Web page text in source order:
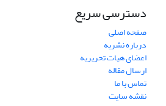
دسترسی سریع
صفحه اصلی
درباره نشریه
اعضای هیات تحریریه
ارسال مقاله
تماس با ما
نقشه سایت